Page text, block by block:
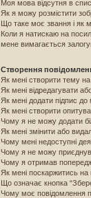
Моя мова відсутня в
Як я можу розмістити
Що таке моє звання і як
Коли я натискаю на
мене вимагається
Створення
Як мені створити тему
Як мені відредагувати
Як мені додати підпис
Як мені створити
Чому я не можу додати
Як мені змінити або
Чому мені недоступні
Чому я не можу
Чому я отримав
Як мені поскаржитись
Що означає кнопка
Чому моє повідомлення